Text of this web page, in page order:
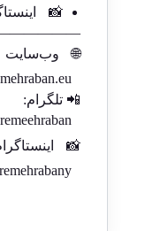
📸
🌐
وب‌سایت
📲 تلگرام:
📸